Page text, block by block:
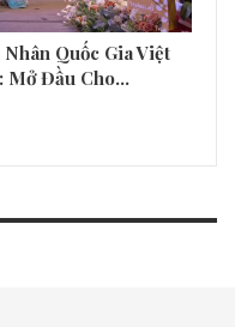
Quốc Gia Việt
Mở Đầu Cho…